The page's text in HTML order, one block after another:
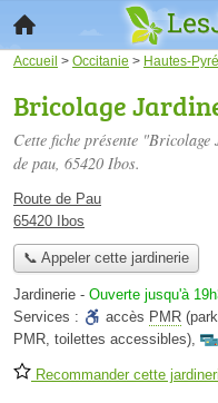
Accueil > Occitanie > Hautes-
Bricolage
Cette fiche présente
de pau, 65420 Ibos.
Route de Pau
65420 Ibos
📞 Appeler cette jardinerie
Jardinerie - Ouverte jusqu'à
Services :
accès PMR
PMR, toilettes accessibles),
Recommander cette